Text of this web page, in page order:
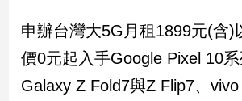
南
台
灣
點
申辦台灣大5G月租1899元(含)
價0元起入手Google Pixel 10
Galaxy Z Fold7與Z Flip7、